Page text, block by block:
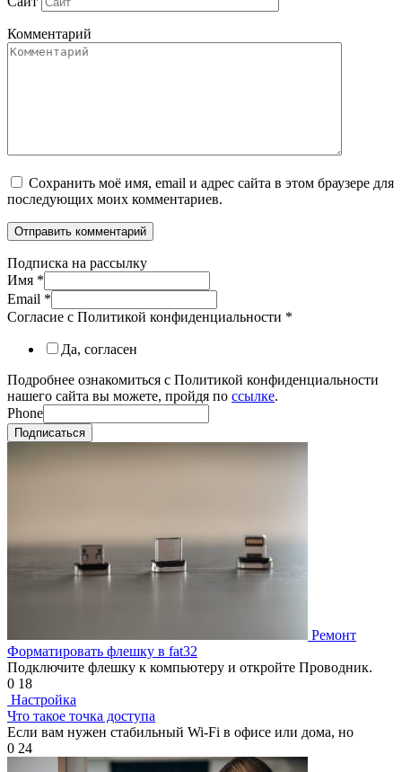
Комментарий
Сохранить моё имя, email и адрес сайта в этом браузере для
последующих моих комментариев.
Подписка на рассылку
Имя *
Email *
Согласие с Политикой конфиденциальности *
Да, согласен
Подробнее ознакомиться с Политикой конфиденциальности
нашего сайта вы можете, пройдя по ссылке.
Phone
Подписаться
Ремонт
Форматировать флешку в fat32
Подключите флешку к компьютеру и откройте Проводник.
0 18
Настройка
Что такое точка доступа
Если вам нужен стабильный Wi-Fi в офисе или дома, но
0 24